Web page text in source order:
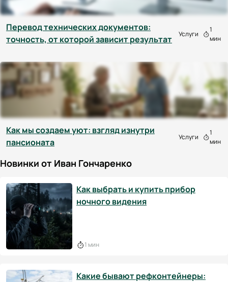
Перевод технических документов:
точность, от которой зависит результат
Услуги
1
мин
Как мы создаем уют: взгляд изнутри
пансионата
Услуги
1
мин
Новинки от Иван Гончаренко
Как выбрать и купить прибор
ночного видения
1 мин
Какие бывают рефконтейнеры: